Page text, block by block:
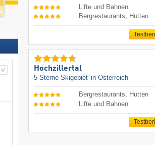
Lifte und Bahnen
Bergrestaurants, Hütten
Hochzillertal
5-Sterne-Skigebiet in Österreich
Bergrestaurants, Hütten
Lifte und Bahnen